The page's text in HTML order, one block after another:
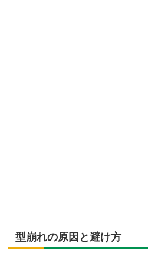
型崩れの原因と避け方